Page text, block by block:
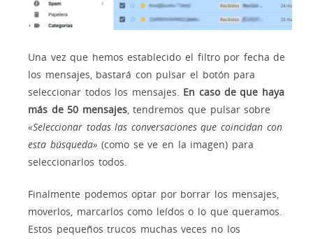
Una vez que hemos establecido el filtro por fecha de
los mensajes, bastará con pulsar el botón para
seleccionar todos los mensajes. En caso de que haya
más de 50 mensajes, tendremos que pulsar sobre
«Seleccionar todas las conversaciones que coincidan con
esta búsqueda» (como se ve en la imagen) para
seleccionarlos todos.
Finalmente podemos optar por borrar los mensajes,
moverlos, marcarlos como leídos o lo que queramos.
Estos pequeños trucos muchas veces no los